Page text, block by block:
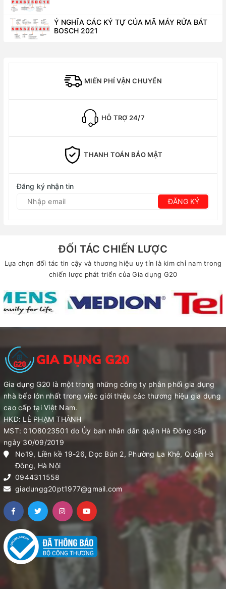
Ý NGHĨA CÁC KÝ TỰ CỦA MÃ MÁY RỬA BÁT
BOSCH 2021
MIẾN PHÍ VẬN CHUYỂN
HỖ TRỢ 24/7
THANH TOÁN BẢO MẬT
Đăng ký nhận tin
ĐĂNG KÝ
ĐỐI TÁC CHIẾN LƯỢC
Lựa chọn đối tác tin cậy và thương hiệu uy tín là kim chỉ nam trong
chiến lược phát triển của Gia dụng G20
Gia dụng G20 là một trong những công ty phân phối gia dụng
nhà bếp lớn nhất trong việc giới thiệu các thương hiệu gia dụng
cao cấp tại Việt Nam.
HKD: LÊ PHẠM THÀNH
MST: 01O8023501 do Ủy ban nhân dân quận Hà Đông cấp
ngày 30/09/2019
No19, Liền kề 19-26, Dọc Bún 2, Phường La Khê, Quận Hà
Đông, Hà Nội
0944311558
giadungg20pt1977@gmail.com